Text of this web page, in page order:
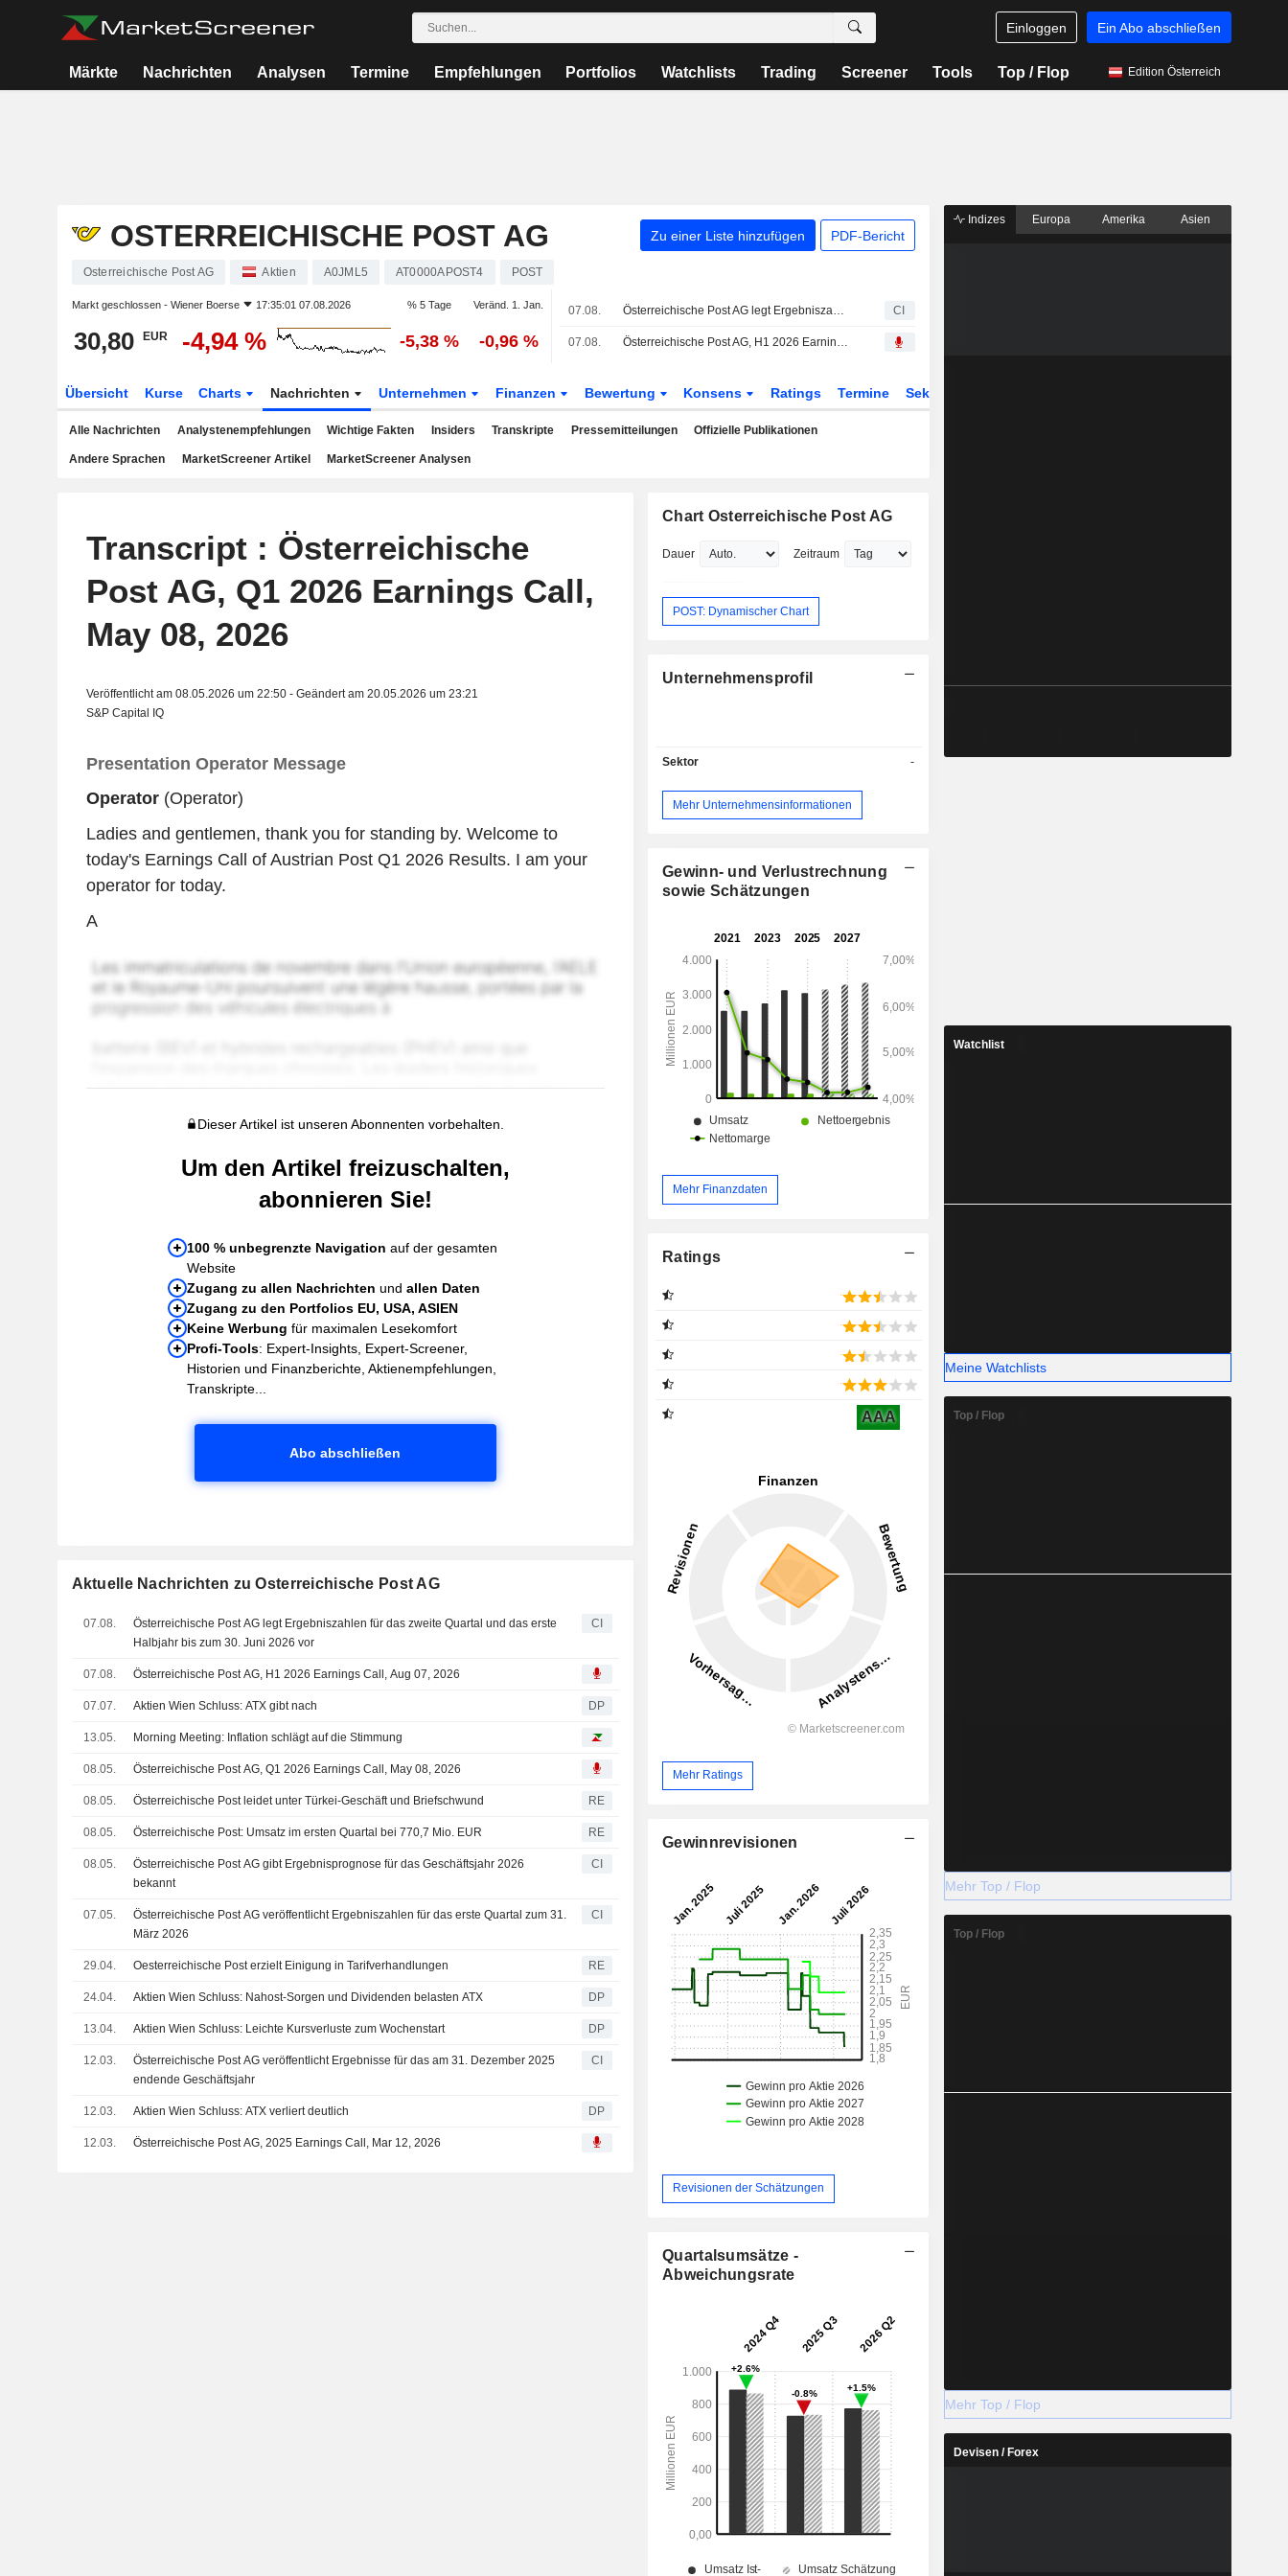
Einloggen Ein Abo abschließen
Märkte Nachrichten Analysen Termine Empfehlungen Portfolios Watchlists Trading Screener Tools Top / Flop Edition Österreich
OSTERREICHISCHE POST AG Zu einer Liste hinzufügen PDF-Bericht
Osterreichische Post AG Aktien A0JML5 AT0000APOST4 POST
Markt geschlossen - Wiener Boerse 17:35:01 07.08.2026 % 5 Tage Veränd. 1. Jan.
30,80 EUR -4,94 % -5,38 % -0,96 %
07.08. Österreichische Post AG legt Ergebniszahlen für das zweite Quartal und das erste Halbjahr bis zum 30. Juni 2026 vor CI
07.08. Österreichische Post AG, H1 2026 Earnings Call, Aug 07, 2026
Übersicht Kurse Charts Nachrichten Unternehmen Finanzen Bewertung Konsens Ratings Termine Sektor
Alle Nachrichten Analystenempfehlungen Wichtige Fakten Insiders Transkripte Pressemitteilungen Offizielle Publikationen
Andere Sprachen MarketScreener Artikel MarketScreener Analysen
Transcript : Österreichische
Post AG, Q1 2026 Earnings Call,
May 08, 2026
Veröffentlicht am 08.05.2026 um 22:50 - Geändert am 20.05.2026 um 23:21
S&P Capital IQ
Presentation Operator Message
Operator(Operator)
Ladies and gentlemen, thank you for standing by. Welcome to
today's Earnings Call of Austrian Post Q1 2026 Results. I am your
operator for today.
A
Dieser Artikel ist unseren Abonnenten vorbehalten.
Um den Artikel freizuschalten,
abonnieren Sie!
100 % unbegrenzte Navigation auf der gesamten
Website
Zugang zu allen Nachrichten undallen Daten
Zugang zu den Portfolios EU, USA, ASIEN
Keine Werbung für maximalen Lesekomfort
Profi-Tools: Expert-Insights, Expert-Screener,
Historien und Finanzberichte, Aktienempfehlungen,
Transkripte...
Abo abschließen
Aktuelle Nachrichten zu Osterreichische Post AG
07.08.
Österreichische Post AG legt Ergebniszahlen für das zweite Quartal und das erste
Halbjahr bis zum 30. Juni 2026 vor
CI
07.08. Österreichische Post AG, H1 2026 Earnings Call, Aug 07, 2026
07.07. Aktien Wien Schluss: ATX gibt nach DP
13.05. Morning Meeting: Inflation schlägt auf die Stimmung
08.05. Österreichische Post AG, Q1 2026 Earnings Call, May 08, 2026
08.05. Österreichische Post leidet unter Türkei-Geschäft und Briefschwund RE
08.05. Österreichische Post: Umsatz im ersten Quartal bei 770,7 Mio. EUR RE
08.05.
Österreichische Post AG gibt Ergebnisprognose für das Geschäftsjahr 2026
bekannt
CI
07.05.
Österreichische Post AG veröffentlicht Ergebniszahlen für das erste Quartal zum 31.
März 2026
CI
29.04. Oesterreichische Post erzielt Einigung in Tarifverhandlungen RE
24.04. Aktien Wien Schluss: Nahost-Sorgen und Dividenden belasten ATX DP
13.04. Aktien Wien Schluss: Leichte Kursverluste zum Wochenstart DP
12.03.
Österreichische Post AG veröffentlicht Ergebnisse für das am 31. Dezember 2025
endende Geschäftsjahr
CI
12.03. Aktien Wien Schluss: ATX verliert deutlich DP
12.03. Österreichische Post AG, 2025 Earnings Call, Mar 12, 2026
Chart Osterreichische Post AG
Dauer Zeitraum
POST: Dynamischer Chart
Unternehmensprofil
Sektor -
Mehr Unternehmensinformationen
Gewinn- und Verlustrechnung
sowie Schätzungen
Mehr Finanzdaten
Ratings
AAA
Mehr Ratings
Gewinnrevisionen
Revisionen der Schätzungen
Quartalsumsätze -
Abweichungsrate
Indizes Europa Amerika Asien
Watchlist
Meine Watchlists
Top / Flop
Mehr Top / Flop
Top / Flop
Mehr Top / Flop
Devisen / Forex